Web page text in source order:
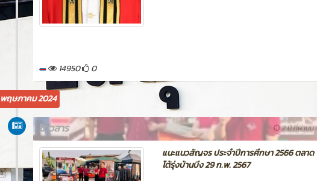
14950 0
พฤษภาคม 2024
2 ปี ที่ผ่านมา
ข่าวสาร
แนะแนวสัญจร ประจำปีการศึกษา 2566 ตลาด
โต้รุ่งบ้านบึง 29 ก.พ. 2567